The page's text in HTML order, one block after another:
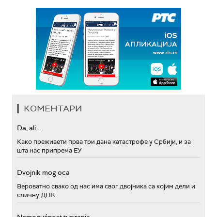
КОМЕНТАРИ
Da, ali...
Како преживети прва три дана катастрофе у Србији, и за
шта нас припрема ЕУ
Dvojnik mog oca
Вероватно свако од нас има свог двојника са којим дели и
сличну ДНК